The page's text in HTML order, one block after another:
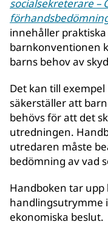
socialsekreterare –
innehåller
barnkonventionen
barns behov av
Det kan till
säkerställer att
behövs för att det
utredningen.
utredaren måste
bedömning av vad
Handboken tar upp
handlingsutrymme
ekonomiska beslut.